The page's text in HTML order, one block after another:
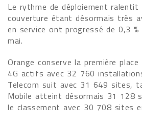
Le rythme de déploiement ralentit
couverture étant désormais très
en service ont progressé de 0,3
mai.
Orange conserve la première
4G actifs avec 32 760
Telecom suit avec 31 649 sites,
Mobile atteint désormais 31 128
le classement avec 30 708 sites